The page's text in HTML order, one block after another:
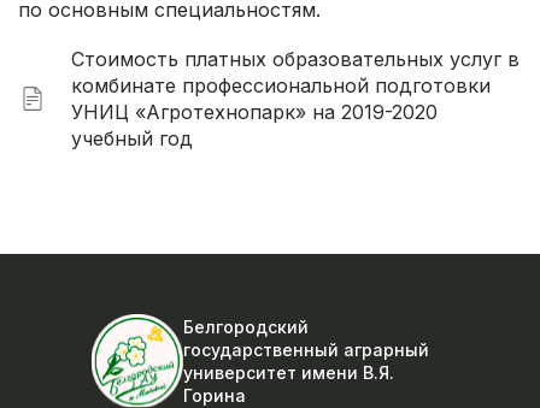
по основным специальностям.
Стоимость платных образовательных услуг в
комбинате профессиональной подготовки
УНИЦ «Агротехнопарк» на 2019-2020
учебный год
Белгородский
государственный аграрный
университет имени В.Я.
Горина